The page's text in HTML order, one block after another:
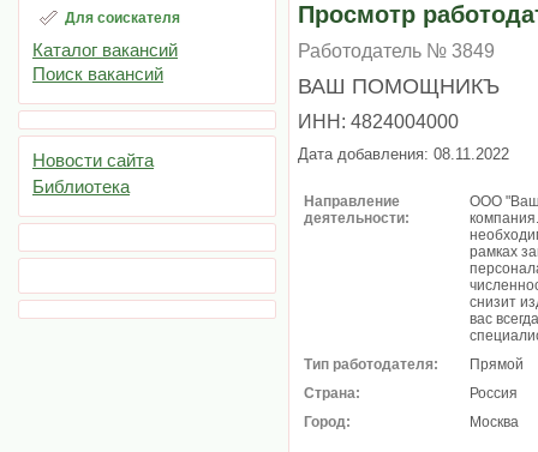
Для соискателя
Каталог вакансий
Поиск вакансий
Новости сайта
Библиотека
Просмотр
Работодатель № 3849
ВАШ ПОМОЩНИКЪ
ИНН: 4824004000
Дата добавления: 08.11.2022
Направление
деятельности:
ООО "Ваш
рамках
снизит
вас
Тип работодателя:
Прямой
Страна:
Россия
Город:
Москва